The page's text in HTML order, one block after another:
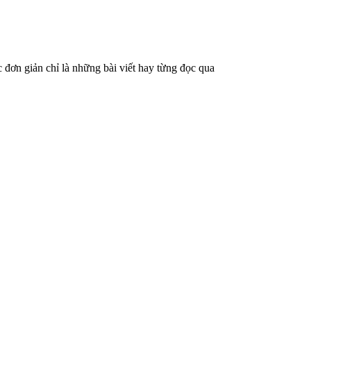
giản chỉ là những bài viết hay từng đọc qua